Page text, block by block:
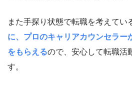
また手探り状態で転職を考えてい
に、プロのキャリアカウンセラー
をもらえるので、安心して転職活
す。